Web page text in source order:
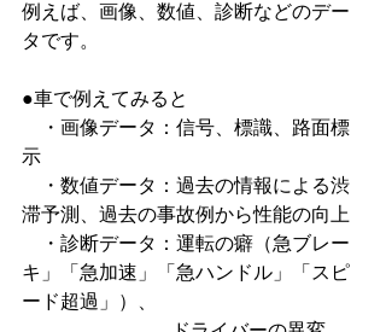
例えば、画像、数値、診断などのデー
タです。
●車で例えてみると
・画像データ：信号、標識、路面標
示
・数値データ：過去の情報による渋
滞予測、過去の事故例から性能の向上
・診断データ：運転の癖（急ブレー
キ」「急加速」「急ハンドル」「スピ
ード超過」）、